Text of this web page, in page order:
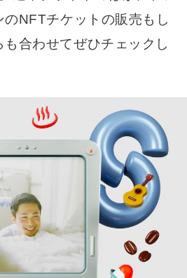
NFTチケットの販売もし
合わせてぜひチェックし